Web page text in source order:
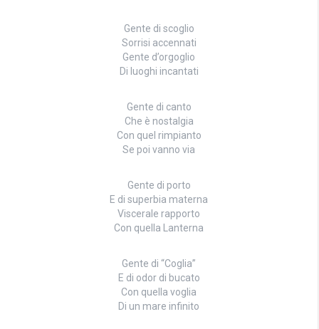
Gente di scoglio
Sorrisi accennati
Gente d’orgoglio
Di luoghi incantati
Gente di canto
Che è nostalgia
Con quel rimpianto
Se poi vanno via
Gente di porto
E di superbia materna
Viscerale rapporto
Con quella Lanterna
Gente di “Coglia”
E di odor di bucato
Con quella voglia
Di un mare infinito